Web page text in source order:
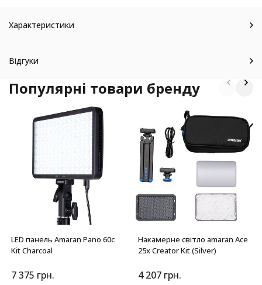
Характеристики
Відгуки
Популярні товари бренду
LED панель Amaran Pano 60c
Kit Charcoal
7 375 грн.
Накамерне світло amaran Ace
25x Creator Kit (Silver)
4 207 грн.